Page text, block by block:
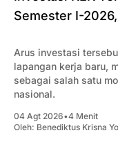
Semester I-
Arus investasi
lapangan kerja baru,
sebagai salah satu
nasional.
04 Agt 2026•4 Menit
Oleh: Benediktus Krisna